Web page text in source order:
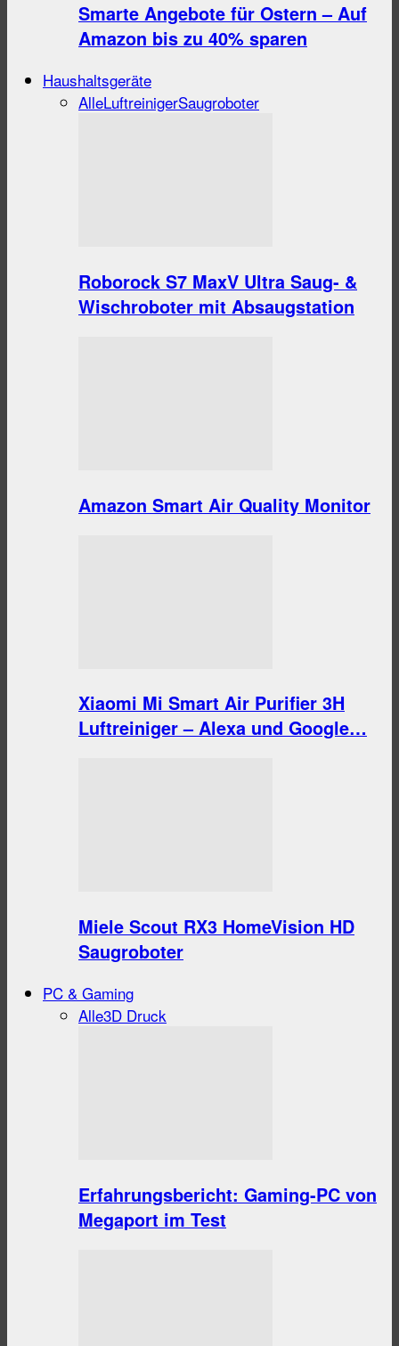
Smarte Angebote für Ostern – Auf
Amazon bis zu 40% sparen
Haushaltsgeräte
AlleLuftreinigerSaugroboter
Roborock S7 MaxV Ultra Saug- &
Wischroboter mit Absaugstation
Amazon Smart Air Quality Monitor
Xiaomi Mi Smart Air Purifier 3H
Luftreiniger – Alexa und Google…
Miele Scout RX3 HomeVision HD
Saugroboter
PC & Gaming
Alle3D Druck
Erfahrungsbericht: Gaming-PC von
Megaport im Test